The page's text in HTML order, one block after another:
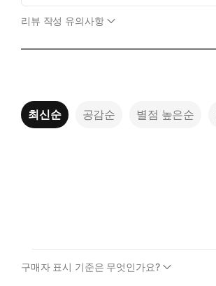
리뷰 작성 유의사항
최신순 공감순 별점 높은순
구매자 표시 기준은 무엇인가요?